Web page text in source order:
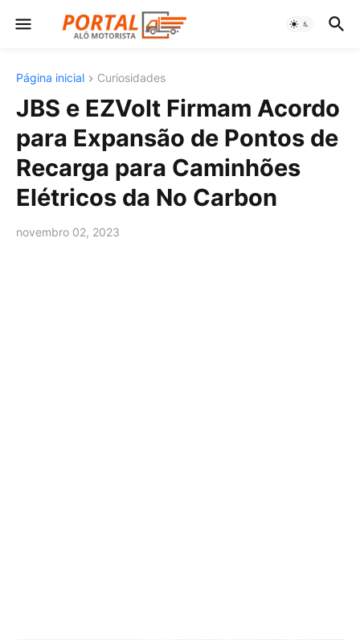
Página inicial Curiosidades
JBS e EZVolt Firmam Acordo
para Expansão de Pontos de
Recarga para Caminhões
Elétricos da No Carbon
novembro 02, 2023